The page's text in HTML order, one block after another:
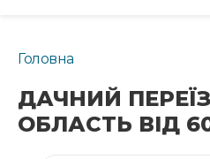
Головна
ДАЧНИЙ
ОБЛАСТЬ ВІД